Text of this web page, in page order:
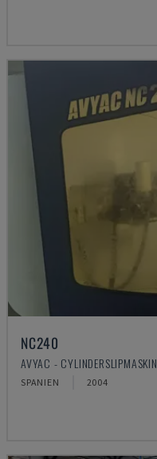
NC240
AVYAC - CYLINDERSLIPMASKIN
SPANIEN 2004